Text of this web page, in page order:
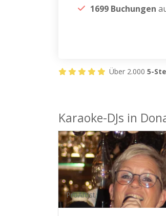
1699 Buchungen
Über 2.000 5-
Karaoke-DJs in
ProArtist